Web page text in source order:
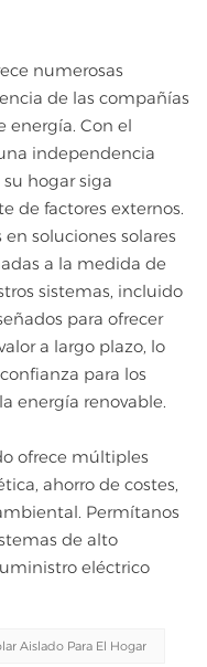
numerosas
de las compañías
energía. Con el
independencia
hogar siga
de factores externos.
soluciones solares
a la medida de
sistemas, incluido
para ofrecer
a largo plazo, lo
para los
energía renovable.
ofrece múltiples
ahorro de costes,
Permítanos
de alto
eléctrico
Aislado Para El Hogar